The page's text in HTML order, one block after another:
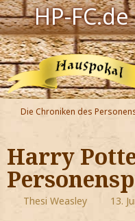
HP-FC.de
Navigation
Harry
Der HP-FC
Hogwarts
Die Chroniken des
Harry
Thesi Weasley 13.